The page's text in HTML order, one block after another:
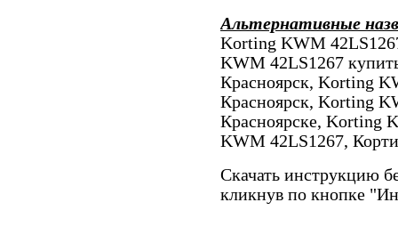
Альтернативные
Korting KWM
KWM 42LS1267
Красноярск, Korting
Красноярск, Korting
Красноярске, Korting
KWM 42LS1267,
Скачать инструкцию
кликнув по кнопке